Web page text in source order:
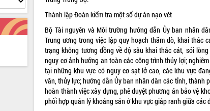
Thành lập Đoàn kiểm tra một số dự án nạo vét
Bộ Tài nguyên và Môi trường hướng dẫn Ủy ban nhân
Trung ương trong việc lập quy hoạch thăm dò, khai thác
trạng không tương đồng về độ sâu khai thác cát, sỏi
nguy cơ ảnh hưởng an toàn các công trình thủy lợi;
tại những khu vực có nguy cơ sạt lở cao, các khu vực
văn, thủy lực; hướng dẫn Ủy ban nhân dân các tỉnh, thành
hoàn thành việc xây dựng, phê duyệt phương án bảo vệ
phối hợp quản lý khoáng sản ở khu vực giáp ranh giữa các